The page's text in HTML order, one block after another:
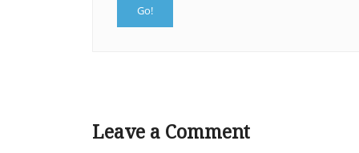
Leave a Comment